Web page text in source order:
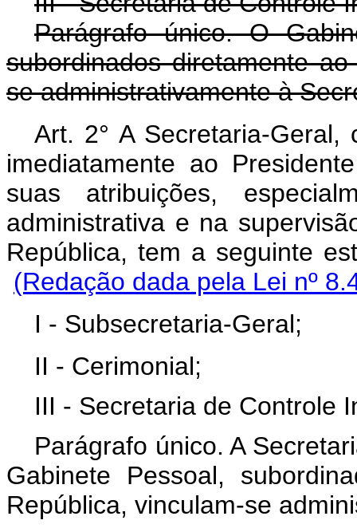
Parágrafo único. O
subordinados diretamente
se administrativamente à
Art. 2° A Secretaria-
imediatamente ao
suas atribuições,
administrativa e na
República, tem a
(Redação dada pela Lei nº
I - Subsecretaria-Geral;
II - Cerimonial;
III - Secretaria de Controle
Parágrafo único. A
Gabinete Pessoal,
República, vinculam-se